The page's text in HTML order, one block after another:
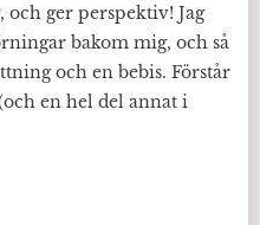
ger perspektiv! Jag
bakom mig, och så
och en bebis. Förstår
en hel del annat i